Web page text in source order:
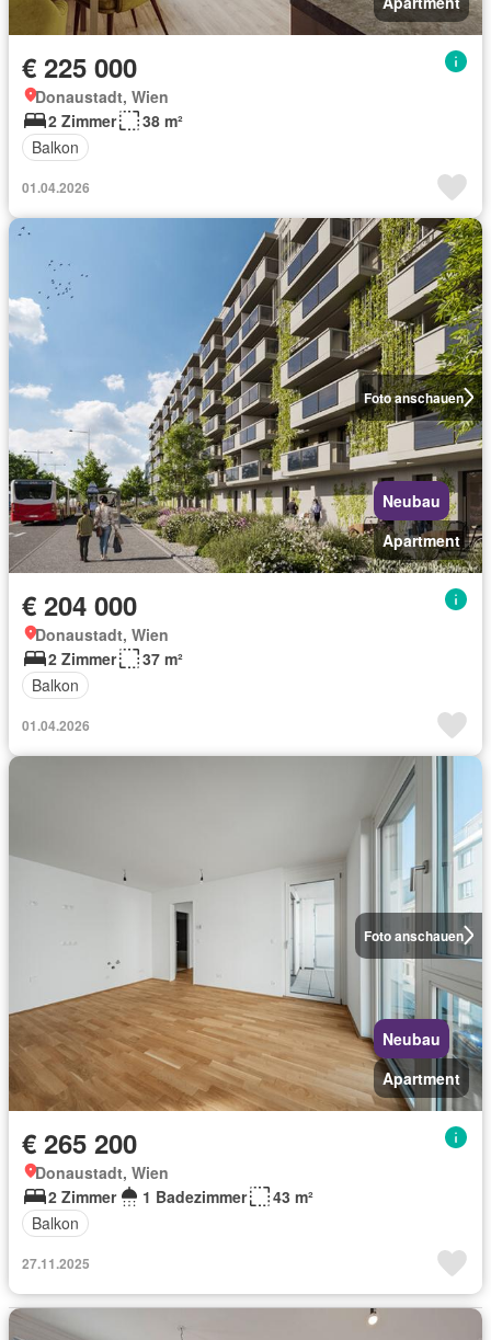
€ 225 000
Donaustadt, Wien
2 Zimmer
38 m²
Balkon
01.04.2026
Foto anschauen
Neubau
Apartment
€ 204 000
Donaustadt, Wien
2 Zimmer
37 m²
Balkon
01.04.2026
Foto anschauen
Neubau
Apartment
€ 265 200
Donaustadt, Wien
2 Zimmer
1 Badezimmer
43 m²
Balkon
27.11.2025